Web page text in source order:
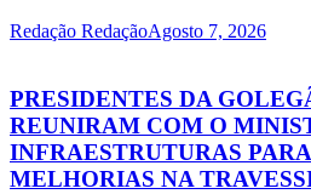
Redação RedaçãoAgosto 7, 2026
PRESIDENTES DA
REUNIRAM COM O
INFRAESTRUTURAS
MELHORIAS NA